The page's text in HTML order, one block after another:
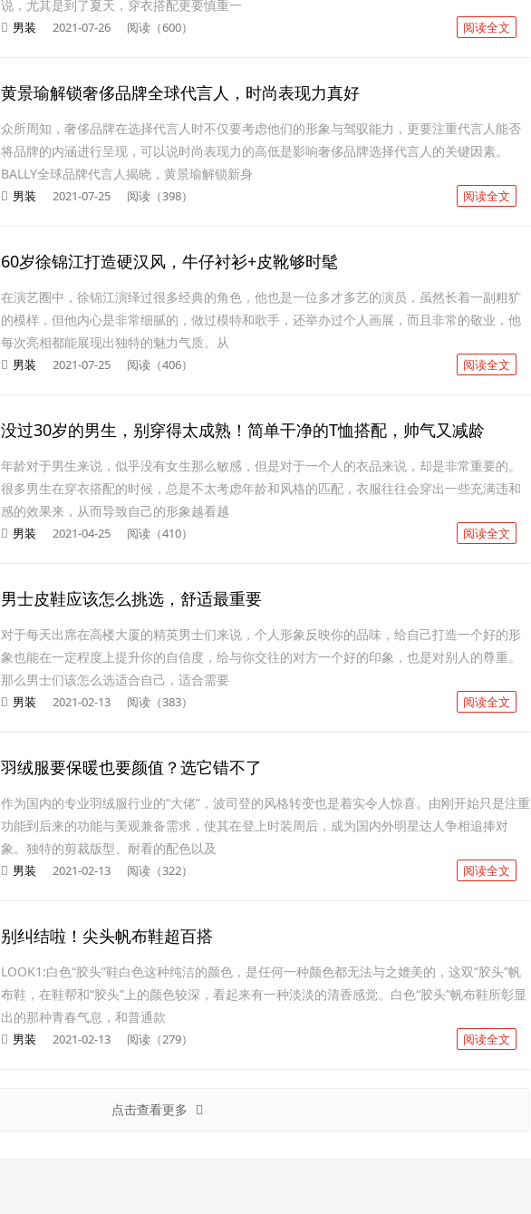
说，尤其是到了夏天，穿衣搭配更要慎重一
阅读全文
男装 2021-07-26 阅读（600）
黄景瑜解锁奢侈品牌全球代言人，时尚表现力真好
众所周知，奢侈品牌在选择代言人时不仅要考虑他们的形象与驾驭能力，更要注重代言人能否
将品牌的内涵进行呈现，可以说时尚表现力的高低是影响奢侈品牌选择代言人的关键因素。
BALLY全球品牌代言人揭晓，黄景瑜解锁新身
阅读全文
男装 2021-07-25 阅读（398）
60岁徐锦江打造硬汉风，牛仔衬衫+皮靴够时髦
在演艺圈中，徐锦江演绎过很多经典的角色，他也是一位多才多艺的演员，虽然长着一副粗犷
的模样，但他内心是非常细腻的，做过模特和歌手，还举办过个人画展，而且非常的敬业，他
每次亮相都能展现出独特的魅力气质。从
阅读全文
男装 2021-07-25 阅读（406）
没过30岁的男生，别穿得太成熟！简单干净的T恤搭配，帅气又减龄
年龄对于男生来说，似乎没有女生那么敏感，但是对于一个人的衣品来说，却是非常重要的。
很多男生在穿衣搭配的时候，总是不太考虑年龄和风格的匹配，衣服往往会穿出一些充满违和
感的效果来，从而导致自己的形象越看越
阅读全文
男装 2021-04-25 阅读（410）
男士皮鞋应该怎么挑选，舒适最重要
对于每天出席在高楼大厦的精英男士们来说，个人形象反映你的品味，给自己打造一个好的形
象也能在一定程度上提升你的自信度，给与你交往的对方一个好的印象，也是对别人的尊重。
那么男士们该怎么选适合自己，适合需要
阅读全文
男装 2021-02-13 阅读（383）
羽绒服要保暖也要颜值？选它错不了
作为国内的专业羽绒服行业的“大佬”，波司登的风格转变也是着实令人惊喜。由刚开始只是注重
功能到后来的功能与美观兼备需求，使其在登上时装周后，成为国内外明星达人争相追捧对
象。独特的剪裁版型、耐看的配色以及
阅读全文
男装 2021-02-13 阅读（322）
别纠结啦！尖头帆布鞋超百搭
LOOK1:白色“胶头”鞋白色这种纯洁的颜色，是任何一种颜色都无法与之媲美的，这双“胶头”帆
布鞋，在鞋帮和“胶头”上的颜色较深，看起来有一种淡淡的清香感觉。白色“胶头”帆布鞋所彰显
出的那种青春气息，和普通款
阅读全文
男装 2021-02-13 阅读（279）
点击查看更多